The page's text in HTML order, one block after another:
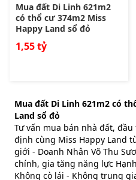
Mua đất Di Linh 621m2
có thổ cư 374m2 Miss
Happy Land sổ đỏ
1,55 tỷ
Mua đất Di Linh 621m2 có
Land sổ đỏ
Tư vấn mua bán nhà đất,
định cùng Miss Happy Land
giới - Doanh Nhân Võ Thu
chính, gia tăng năng lực
Không cò lái - Không trung